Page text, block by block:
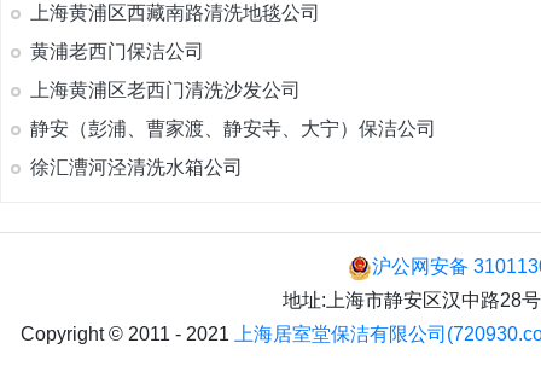
上海黄浦区西藏南路清洗地毯公司
黄浦老西门保洁公司
上海黄浦区老西门清洗沙发公司
静安（彭浦、曹家渡、静安寺、大宁）保洁公司
徐汇漕河泾清洗水箱公司
沪公网安备
地址:上海市静安区汉中路28
Copyright © 2011 - 2021
上海居室堂保洁有限公司